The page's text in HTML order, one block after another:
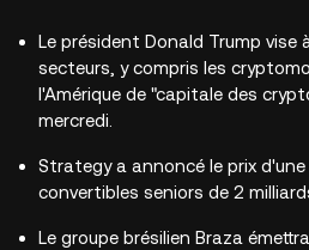
Le président Donald Trump vise
secteurs, y compris les
l'Amérique de "capitale des
mercredi.
Strategy a annoncé le prix
convertibles seniors de 2
Le groupe brésilien Braza